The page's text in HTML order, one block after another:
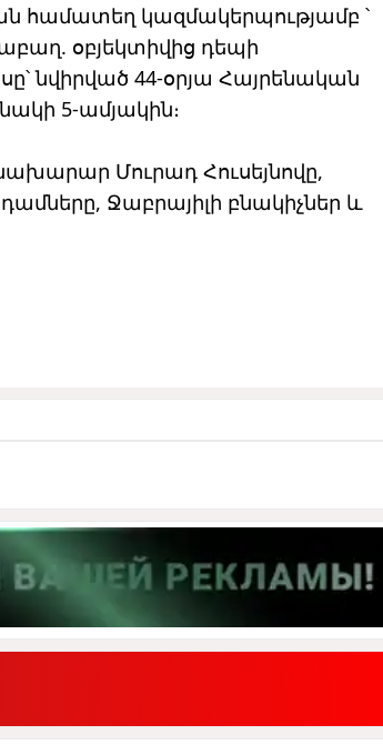
համատեղ կազմակերպությամբ ՝
օբյեկտիվից դեպի
նվիրված 44-օրյա Հայրենական
5-ամյակին։
Մուրադ Հուսեյնովը,
Ջաբրայիլի բնակիչներ և